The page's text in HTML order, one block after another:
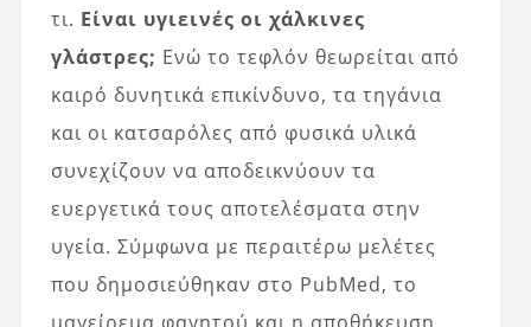
τι. Είναι υγιεινές οι χάλκινες
γλάστρες; Ενώ το τεφλόν θεωρείται από
καιρό δυνητικά επικίνδυνο, τα τηγάνια
και οι κατσαρόλες από φυσικά υλικά
συνεχίζουν να αποδεικνύουν τα
ευεργετικά τους αποτελέσματα στην
υγεία. Σύμφωνα με περαιτέρω μελέτες
που δημοσιεύθηκαν στο PubMed, το